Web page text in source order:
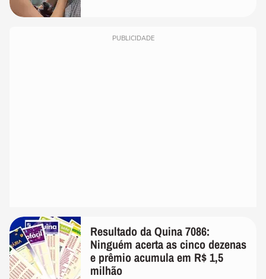
PUBLICIDADE
Resultado da Quina 7086:
Ninguém acerta as cinco dezenas
e prêmio acumula em R$ 1,5
milhão